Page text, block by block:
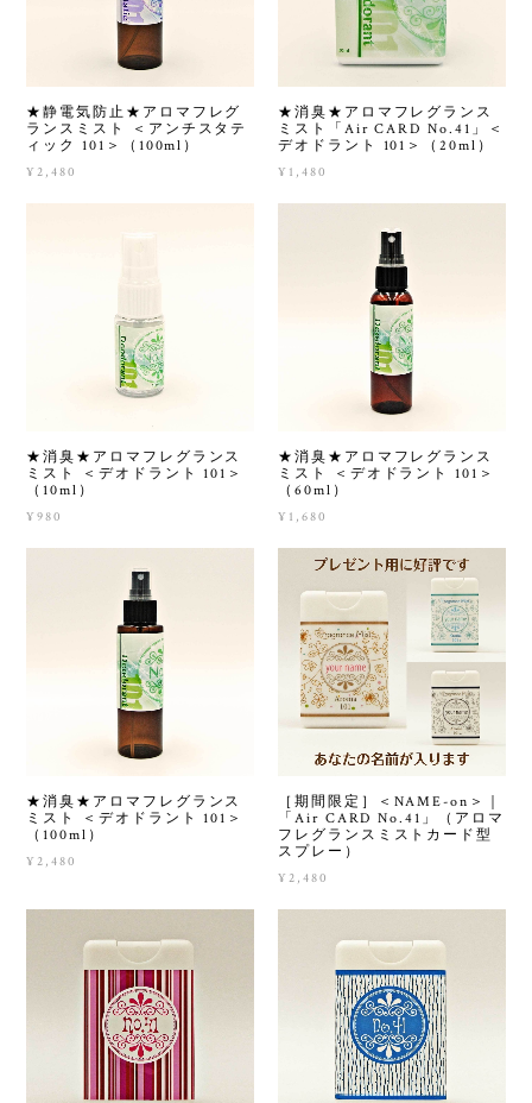
★静電気防止★アロマフレグ
ランスミスト ＜アンチスタテ
ィック 101＞（100ml）
¥2,480
★消臭★アロマフレグランス
ミスト「Air CARD No.41」＜
デオドラント 101＞（20ml）
¥1,480
★消臭★アロマフレグランス
ミスト ＜デオドラント 101＞
（10ml）
¥980
★消臭★アロマフレグランス
ミスト ＜デオドラント 101＞
（60ml）
¥1,680
★消臭★アロマフレグランス
ミスト ＜デオドラント 101＞
（100ml）
¥2,480
［期間限定］＜NAME-on＞｜
「Air CARD No.41」（アロマ
フレグランスミストカード型
スプレー）
¥2,480